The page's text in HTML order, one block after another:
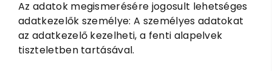
Az adatok megismerésére jogosult lehetséges
adatkezelők személye: A személyes adatokat
az adatkezelő kezelheti, a fenti alapelvek
tiszteletben tartásával.